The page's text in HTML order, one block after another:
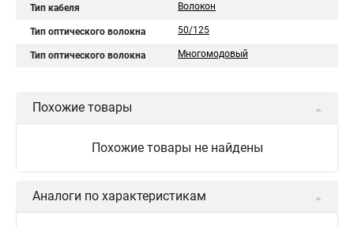
Тип кабеля Волокон
Тип оптического волокна 50/125
Тип оптического волокна Многомодовый
Похожие товары
Похожие товары не найдены
Аналоги по характеристикам